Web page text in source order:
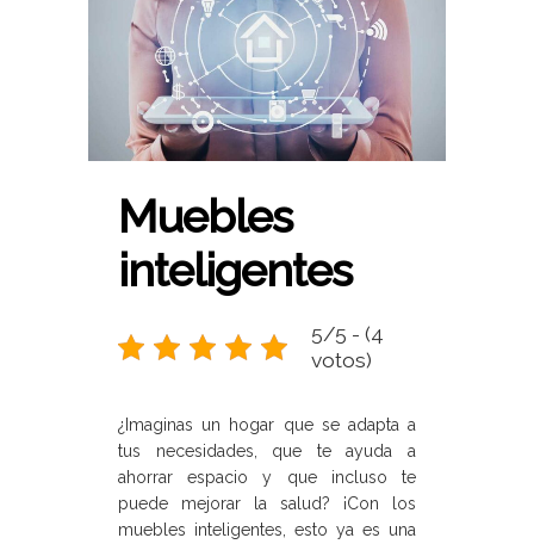
Muebles
inteligentes
5/5 - (4
votos)
¿Imaginas un hogar que se adapta a
tus necesidades, que te ayuda a
ahorrar espacio y que incluso te
puede mejorar la salud? ¡Con los
muebles inteligentes, esto ya es una